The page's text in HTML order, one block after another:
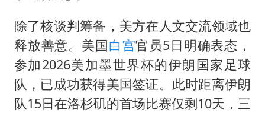
除了核谈判筹备，美方在人文交流领域也
释放善意。美国白宫官员5日明确表态，
参加2026美加墨世界杯的伊朗国家足球
队，已成功获得美国签证。此时距离伊朗
队15日在洛杉矶的首场比赛仅剩10天，三